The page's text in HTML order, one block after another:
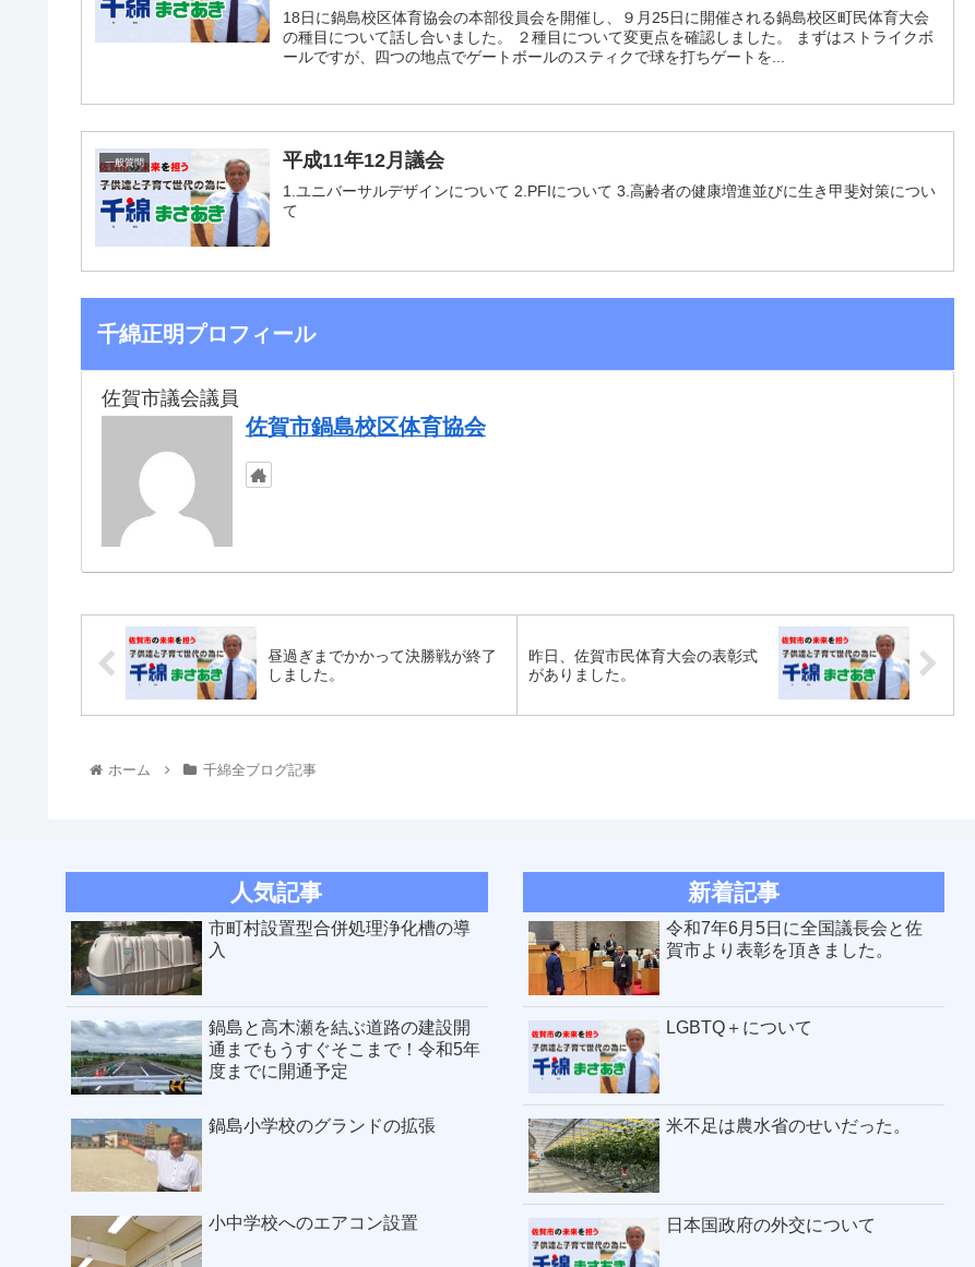
18日に鍋島校区体育協会の本部役員会を開催し、９月25日に開催される鍋島校区町民体育大会
の種目について話し合いました。 ２種目について変更点を確認しました。 まずはストライクボ
ールですが、四つの地点でゲートボールのスティクで球を打ちゲートを...
一般質問 平成11年12月議会
1.ユニバーサルデザインについて 2.PFIについて 3.高齢者の健康増進並びに生き甲斐対策につい
て
千綿正明プロフィール
佐賀市議会議員
佐賀市鍋島校区体育協会
昼過ぎまでかかって決勝戦が終了
しました。
昨日、佐賀市民体育大会の表彰式
がありました。
ホーム 千綿全ブログ記事
人気記事
市町村設置型合併処理浄化槽の導
入
鍋島と高木瀬を結ぶ道路の建設開
通までもうすぐそこまで！令和5年
度までに開通予定
鍋島小学校のグランドの拡張
小中学校へのエアコン設置
新着記事
令和7年6月5日に全国議長会と佐
賀市より表彰を頂きました。
LGBTQ＋について
米不足は農水省のせいだった。
日本国政府の外交について